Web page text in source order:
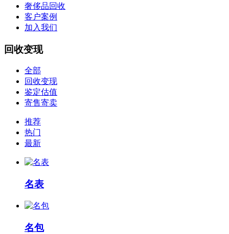
奢侈品回收
客户案例
加入我们
回收变现
全部
回收变现
鉴定估值
寄售寄卖
推荐
热门
最新
名表
名包